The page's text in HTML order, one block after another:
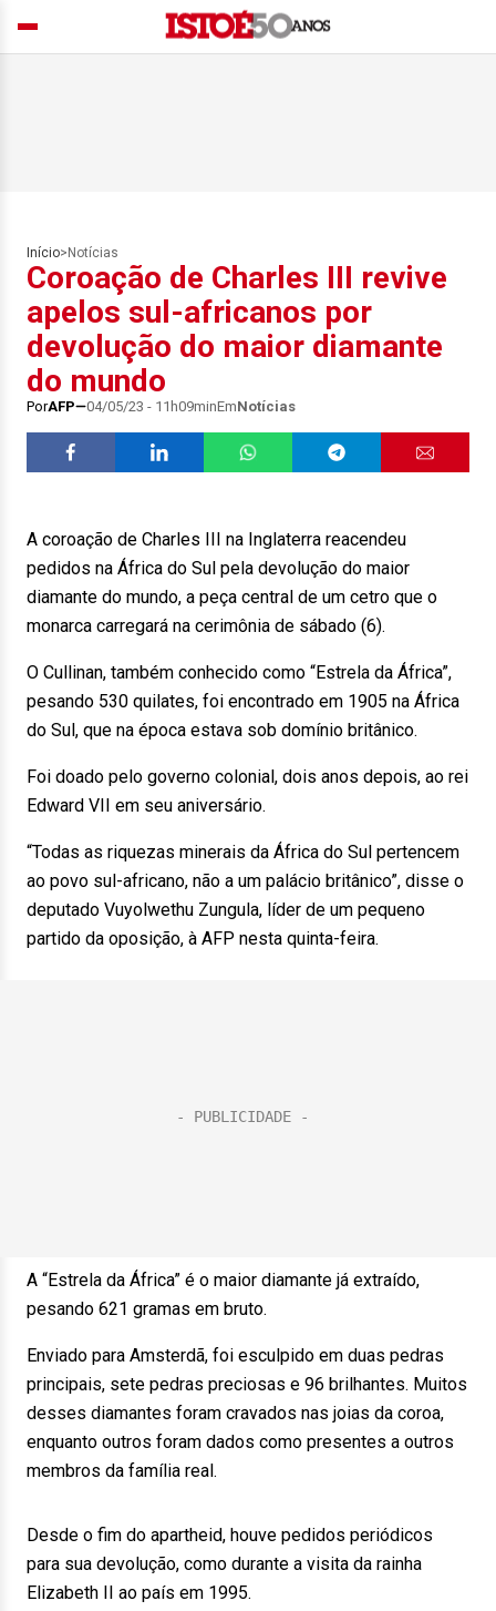
Início> Notícias
Coroação de Charles III revive
apelos sul-africanos por
devolução do maior diamante
do mundo
PorAFP 04/05/23 - 11h09minEmNotícias
A coroação de Charles III na Inglaterra reacendeu
pedidos na África do Sul pela devolução do maior
diamante do mundo, a peça central de um cetro que o
monarca carregará na cerimônia de sábado (6).
O Cullinan, também conhecido como “Estrela da África”,
pesando 530 quilates, foi encontrado em 1905 na África
do Sul, que na época estava sob domínio britânico.
Foi doado pelo governo colonial, dois anos depois, ao rei
Edward VII em seu aniversário.
“Todas as riquezas minerais da África do Sul pertencem
ao povo sul-africano, não a um palácio britânico”, disse o
deputado Vuyolwethu Zungula, líder de um pequeno
partido da oposição, à AFP nesta quinta-feira.
A “Estrela da África” é o maior diamante já extraído,
pesando 621 gramas em bruto.
Enviado para Amsterdã, foi esculpido em duas pedras
principais, sete pedras preciosas e 96 brilhantes. Muitos
desses diamantes foram cravados nas joias da coroa,
enquanto outros foram dados como presentes a outros
membros da família real.
Desde o fim do apartheid, houve pedidos periódicos
para sua devolução, como durante a visita da rainha
Elizabeth II ao país em 1995.